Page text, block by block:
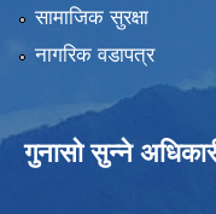
सामाजिक सुरक्षा
नागरिक वडापत्र
गुनासो सुन्ने